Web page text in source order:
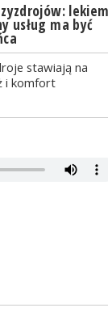
usług ma być
stawiają na
i komfort